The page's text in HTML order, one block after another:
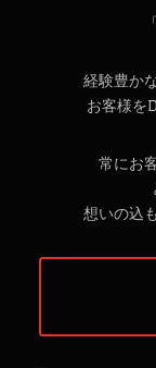
経験豊か
お客様を
常にお
想いの込